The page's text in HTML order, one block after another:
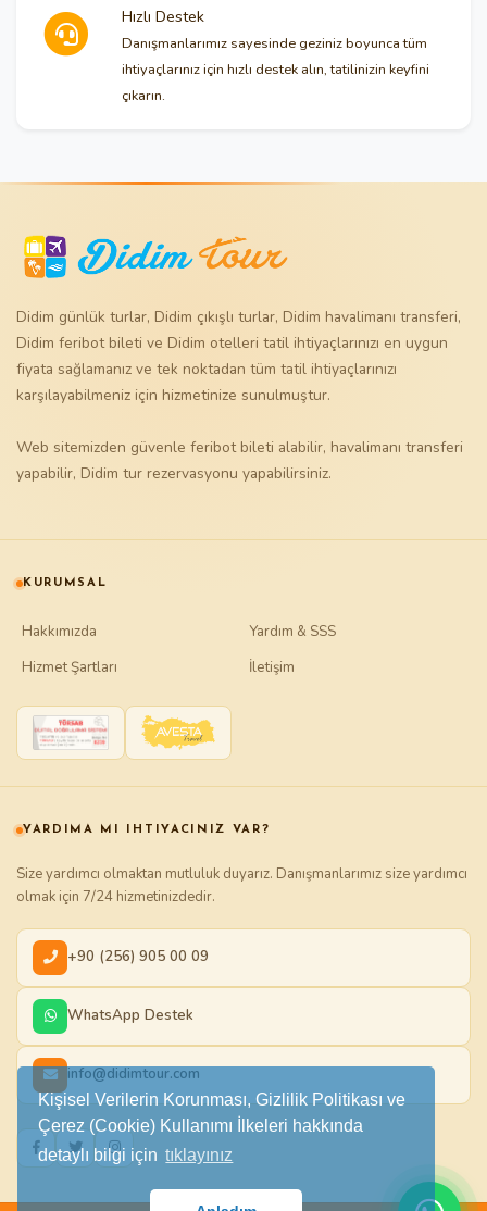
Kişisel Verilerin Korunması, Gizlilik Politikası ve
Çerez (Cookie) Kullanımı İlkeleri hakkında
detaylı bilgi için tıklayınız
Hızlı Destek
Danışmanlarımız sayesinde geziniz boyunca tüm
ihtiyaçlarınız için hızlı destek alın, tatilinizin keyfini
çıkarın.
Didim günlük turlar, Didim çıkışlı turlar, Didim havalimanı transferi,
Didim feribot bileti ve Didim otelleri tatil ihtiyaçlarınızı en uygun
fiyata sağlamanız ve tek noktadan tüm tatil ihtiyaçlarınızı
karşılayabilmeniz için hizmetinize sunulmuştur.
Web sitemizden güvenle feribot bileti alabilir, havalimanı transferi
yapabilir, Didim tur rezervasyonu yapabilirsiniz.
KURUMSAL
Hakkımızda
Yardım & SSS
Hizmet Şartları
İletişim
YARDIMA MI IHTIYACINIZ VAR?
Size yardımcı olmaktan mutluluk duyarız. Danışmanlarımız size yardımcı
olmak için 7/24 hizmetinizdedir.
+90 (256) 905 00 09
WhatsApp Destek
info@didimtour.com